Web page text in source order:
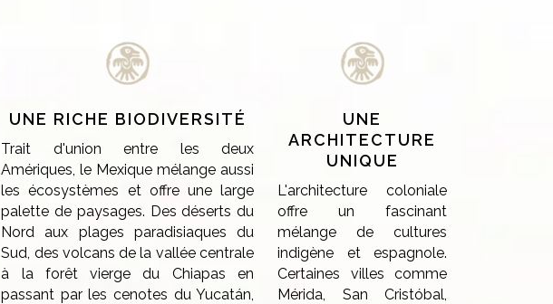
UNE RICHE BIODIVERSITÉ
Trait d'union entre les deux
Amériques, le Mexique mélange aussi
les écosystèmes et offre une large
palette de paysages. Des déserts du
Nord aux plages paradisiaques du
Sud, des volcans de la vallée centrale
à la forêt vierge du Chiapas en
passant par les cenotes du Yucatán,
UNE
ARCHITECTURE
UNIQUE
L'architecture coloniale
offre un fascinant
mélange de cultures
indigène et espagnole.
Certaines villes comme
Mérida, San Cristóbal,